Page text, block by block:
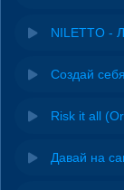
NILETTO -
Создай
Risk it all
Давай на